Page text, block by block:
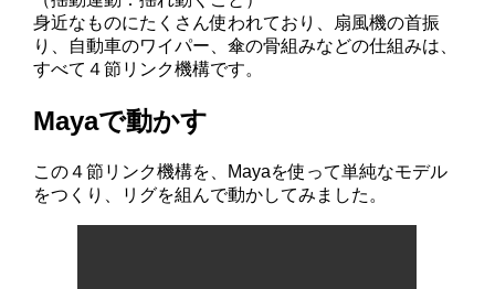
身近なものにたくさん使われており、扇風機の首振
り、自動車のワイパー、傘の骨組みなどの仕組みは、
すべて４節リンク機構です。
Mayaで動かす
この４節リンク機構を、Mayaを使って単純なモデル
をつくり、リグを組んで動かしてみました。